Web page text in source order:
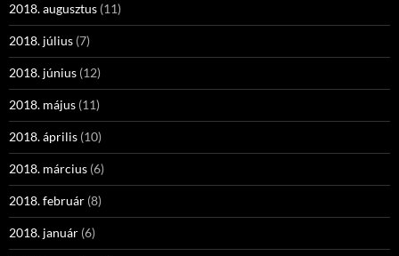
2018. augusztus (11)
2018. július (7)
2018. június (12)
2018. május (11)
2018. április (10)
2018. március (6)
2018. február (8)
2018. január (6)